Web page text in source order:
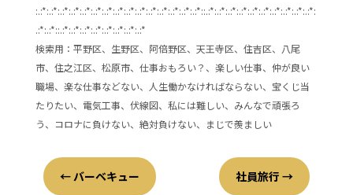
:.:*:.:*:.:*:.:*:.:*:.:*:.:*:.:*:.:*:.:*:.:*:.:*:.:*:.:*:.:*::.:*:.:*:.:*:.:*:.:*:.:*:.:*:.:*:.:*:.:*:
.:*:.:*::.:*:.:*:.:*:.:*:.:*:.:*:.:*:.:*
検索用：平野区、生野区、阿倍野区、天王寺区、住吉区、八尾
市、住之江区、松原市、仕事おもろい？、楽しい仕事、仲が良い
職場、楽な仕事などない、人生働かなければならない、宝くじ当
たりたい、電気工事、伏線図、私には難しい、みんなで頑張ろ
う、コロナに負けない、絶対負けない、まじで羨ましい
←バーベキュー 社員旅行→